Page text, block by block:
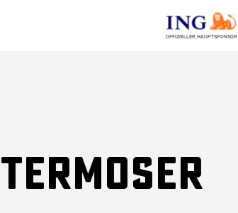
OFFIZIELLER HAUPTSPONSOR